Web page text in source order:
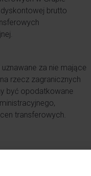
brutto
za nie mające
rzecz zagranicznych
być opodatkowane
transferowych.